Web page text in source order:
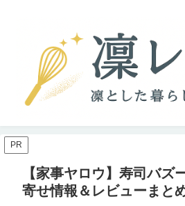
PR
【家事ヤロウ】寿司バズ
寄せ情報＆レビューまと